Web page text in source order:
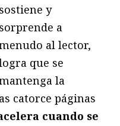
sostiene y
sorprende a
al lector,
que se
la
catorce páginas
cuando se